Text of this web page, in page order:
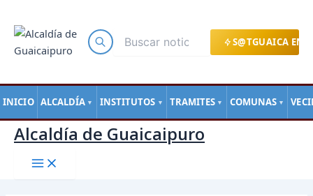
S@TGUAICA EN
INICIO ALCALDÍA ▼ INSTITUTOS ▼ TRAMITES ▼ COMUNAS ▼
contenido
Alcaldía de Guaicaipuro
de
entradas